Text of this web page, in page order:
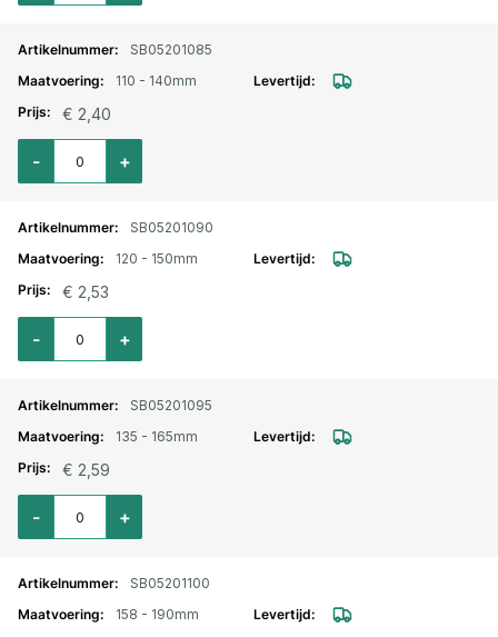
SB05201085
110 - 140mm
€ 2,40
Aantal voor Slangklem Jubilee verzinkt 110-140mm
+
-
SB05201090
120 - 150mm
€ 2,53
Aantal voor Slangklem Jubilee verzinkt 120-150mm
+
-
SB05201095
135 - 165mm
€ 2,59
Aantal voor Slangklem Jubilee verzinkt 135-165mm
+
-
SB05201100
158 - 190mm